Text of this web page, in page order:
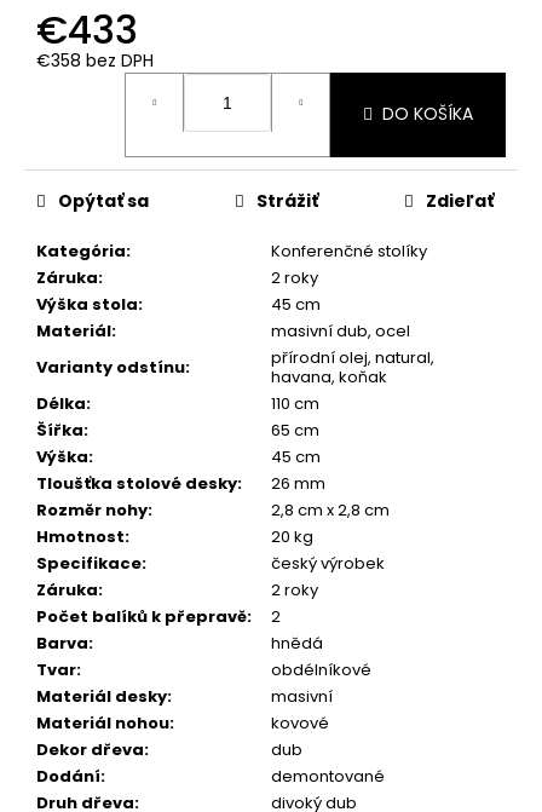
€433
€358 bez DPH
Jednotková
DO KOŠÍKA
Kategória:
Konferenčné stolíky
Záruka:
2 roky
Výška stola:
45 cm
Materiál:
masivní dub, ocel
Varianty odstínu:
přírodní olej, natural,
havana, koňak
Délka:
110 cm
Šířka:
65 cm
Výška:
45 cm
Tloušťka stolové desky:
26 mm
Rozměr nohy:
2,8 cm x 2,8 cm
Hmotnost:
20 kg
Specifikace:
český výrobek
Záruka:
2 roky
Počet balíků k přepravě:
2
Barva:
hnědá
Tvar:
obdélníkové
Materiál desky:
masivní
Materiál nohou:
kovové
Dekor dřeva:
dub
Dodání:
demontované
Druh dřeva: divoký dub
Opýtať sa Strážiť Zdieľať